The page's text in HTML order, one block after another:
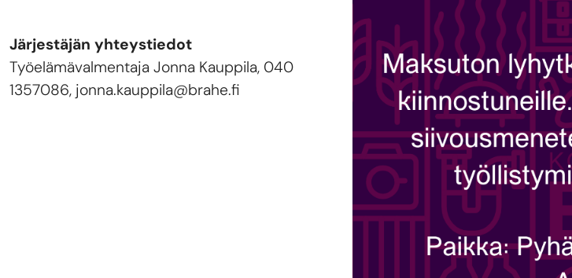
Järjestäjän yhteystiedot
Työelämävalmentaja Jonna Kauppila, 040
1357086, jonna.kauppila@brahe.fi